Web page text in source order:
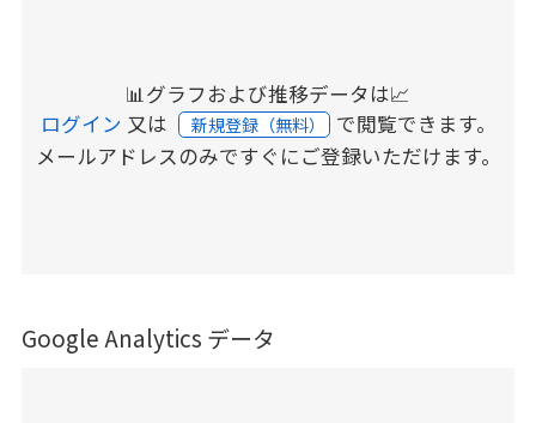
📊グラフおよび推移データは📈
ログイン 又は 新規登録（無料） で閲覧できます。
メールアドレスのみですぐにご登録いただけます。
Google Analytics データ